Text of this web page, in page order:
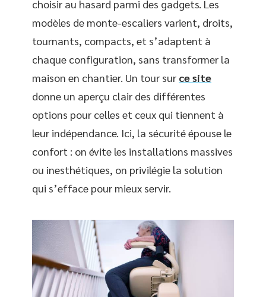
choisir au hasard parmi des gadgets. Les
modèles de monte-escaliers varient, droits,
tournants, compacts, et s’adaptent à
chaque configuration, sans transformer la
maison en chantier. Un tour sur ce site
donne un aperçu clair des différentes
options pour celles et ceux qui tiennent à
leur indépendance. Ici, la sécurité épouse le
confort : on évite les installations massives
ou inesthétiques, on privilégie la solution
qui s’efface pour mieux servir.